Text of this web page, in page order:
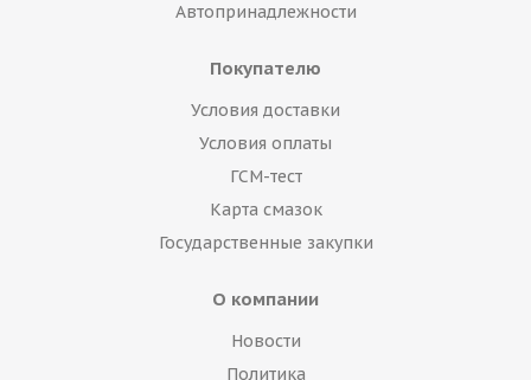
Автопринадлежности
Покупателю
Условия доставки
Условия оплаты
ГСМ-тест
Карта смазок
Государственные закупки
О компании
Новости
Политика